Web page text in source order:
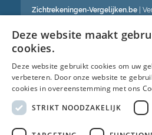
Zichtrekeningen-Vergelijken.be|
Een volledig onafhankelijke
bankrekeningen in
Bekijk ook :
Deze website maakt
cookies.
Deze website gebruikt cookies om uw
verbeteren. Door onze website te
cookies in overeenstemming met ons
STRIKT NOODZAKELIJK